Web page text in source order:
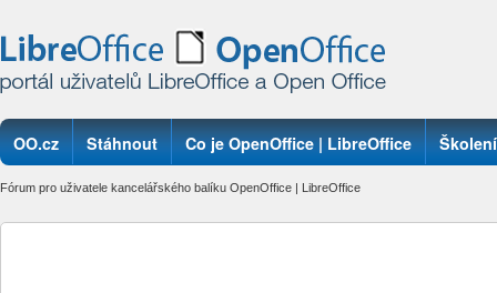
OO.cz Stáhnout Co je OpenOffice | LibreOffice Školení
Fórum pro uživatele kancelářského balíku OpenOffice | LibreOffice